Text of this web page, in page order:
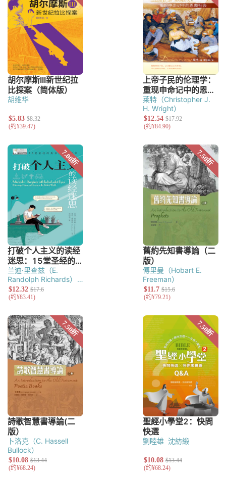
胡维华
莱特（Christopher J.
H. Wright）
兰迪·里查兹（E.
Randolph Richards）
里奇·詹姆斯（Richard
James）
傅里曼（Hobart E.
Freeman）
卜洛克（C. Hassell
Bullock）
劉睦雄 沈紡緞